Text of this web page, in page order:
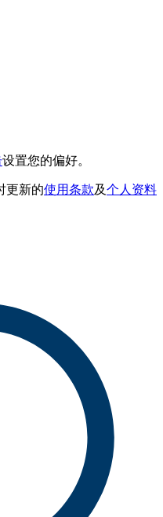
设置您的偏好。
更新的使用条款及个人资料